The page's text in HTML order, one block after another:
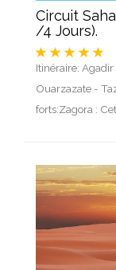
Circuit
/4 Jours).
Itinéraire:
Ouarzazate -
forts:Zagora :